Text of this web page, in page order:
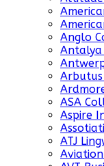
Anglo
Antalya
ASA
Aspire
ATJ